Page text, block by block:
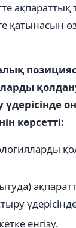
қатынасын
көрсетті:
енгізу.